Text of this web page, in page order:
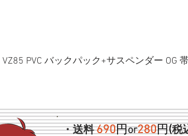
PVC バックパック+サスペンダー OG
・送料690円or280円(税